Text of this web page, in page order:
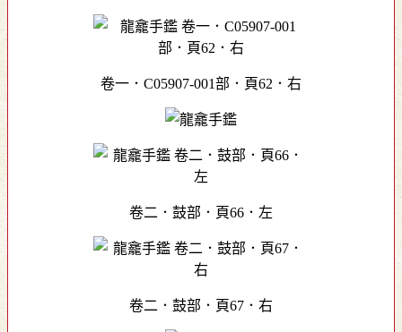
卷一．C05907-001部．頁62．右
卷二．鼓部．頁66．左
卷二．鼓部．頁67．右